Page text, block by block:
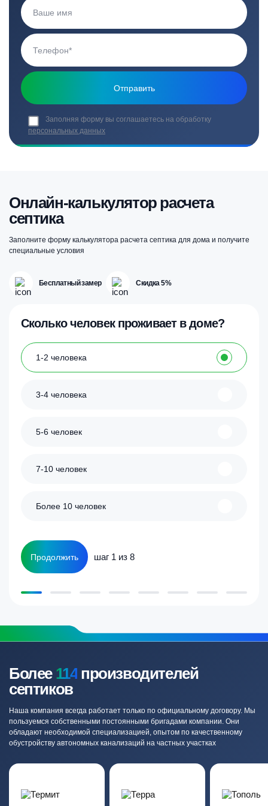
Заполняя форму вы соглашаетесь на обработку
персональных данных
Онлайн-калькулятор расчета
септика
Заполните форму калькулятора расчета септика для дома и получите
специальные условия
Бесплатный замер Скидка 5%
Сколько человек проживает в доме?
1-2 человека
3-4 человека
5-6 человек
7-10 человек
Более 10 человек
Продолжить шаг 1 из 8
Более 114 производителей
септиков
Наша компания всегда работает только по официальному договору. Мы
пользуемся собственными постоянными бригадами компании. Они
обладают необходимой специализацией, опытом по качественному
обустройству автономных канализаций на частных участках